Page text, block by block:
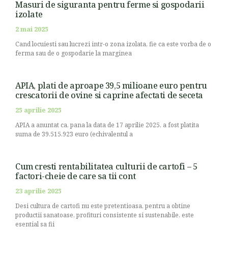
Masuri de siguranta pentru ferme si gospodarii
izolate
2 mai 2025
Cand locuiesti sau lucrezi intr-o zona izolata, fie ca este vorba de o
ferma sau de o gospodarie la marginea
APIA, plati de aproape 39,5 milioane euro pentru
crescatorii de ovine si caprine afectati de seceta
25 aprilie 2025
APIA a anuntat ca, pana la data de 17 aprilie 2025, a fost platita
suma de 39.515.923 euro (echivalentul a
Cum cresti rentabilitatea culturii de cartofi – 5
factori-cheie de care sa tii cont
23 aprilie 2025
Desi cultura de cartofi nu este pretentioasa, pentru a obtine
productii sanatoase, profituri consistente si sustenabile, este
esential sa fii